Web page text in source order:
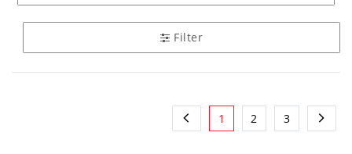
Filter
1 2 3